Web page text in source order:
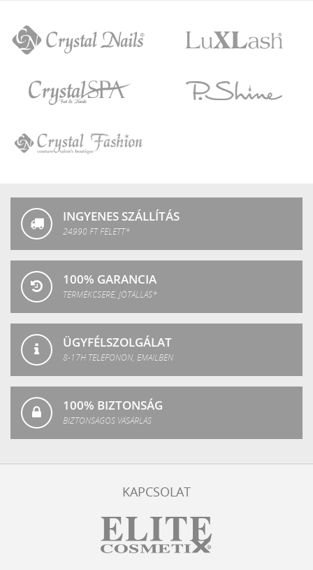
Nails
SPA
INGYENES SZÁLLÍTÁS
24990 FT FELETT*
100% GARANCIA
TERMÉKCSERE, JÓTÁLLÁS*
ÜGYFÉLSZOLGÁLAT
8-17H TELEFONON, EMAILBEN
100% BIZTONSÁG
BIZTONSÁGOS VÁSÁRLÁS
KAPCSOLAT